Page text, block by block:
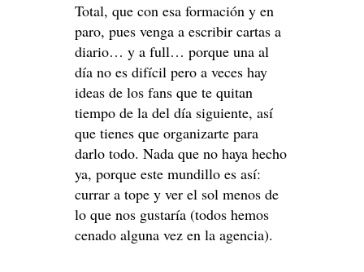
Total, que con esa formación y en
paro, pues venga a escribir cartas a
diario… y a full… porque una al
día no es difícil pero a veces hay
ideas de los fans que te quitan
tiempo de la del día siguiente, así
que tienes que organizarte para
darlo todo. Nada que no haya hecho
ya, porque este mundillo es así:
currar a tope y ver el sol menos de
lo que nos gustaría (todos hemos
cenado alguna vez en la agencia).